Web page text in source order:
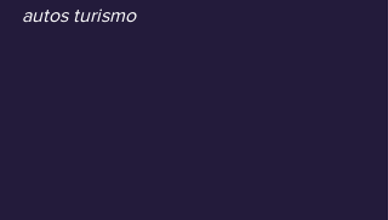
autos turismo